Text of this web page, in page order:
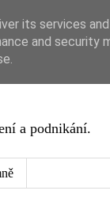
a podnikání.
its services
and